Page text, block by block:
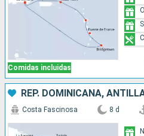
Comidas incluidas
Costa Fascinosa 8 d